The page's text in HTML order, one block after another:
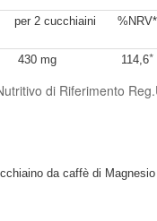
per 2 cucchiaini %NRV*
430 mg 114,6*
di Riferimento
da caffè di